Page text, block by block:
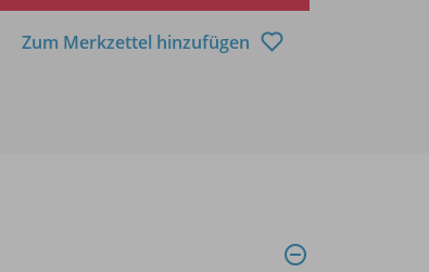
Zum Merkzettel hinzufügen